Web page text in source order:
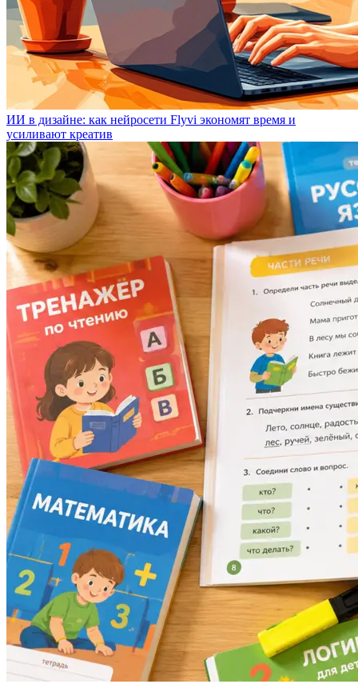
ИИ в дизайне: как нейросети Flyvi экономят время и
усиливают креатив